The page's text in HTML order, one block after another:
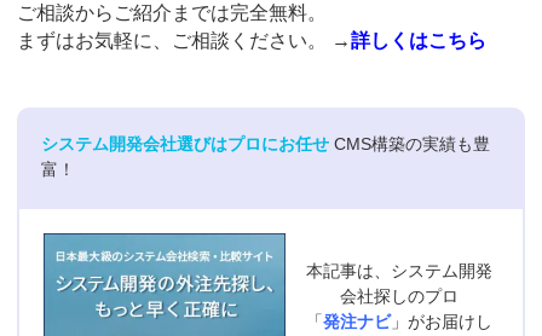
ご相談からご紹介までは完全無料。
まずはお気軽に、ご相談ください。
→詳しくはこちら
システム開発会社選びはプロにお任せ CMS構築の実績も豊
富！
本記事は、システム開発
会社探しのプロ
「発注ナビ」がお届けし